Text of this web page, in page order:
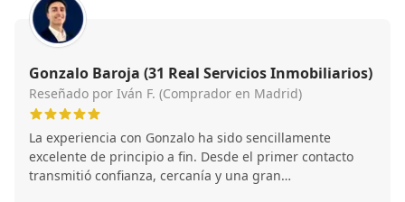
Gonzalo Baroja (31 Real Servicios Inmobiliarios)
Reseñado por Iván F. (Comprador en Madrid)
La experiencia con Gonzalo ha sido sencillamente
excelente de principio a fin. Desde el primer contacto
transmitió confianza, cercanía y una gran